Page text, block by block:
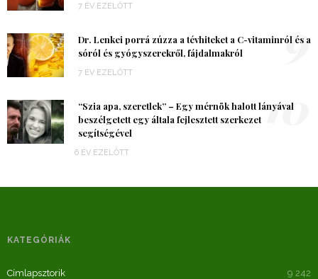
7 ÉV EZELŐTT
Dr. Lenkei porrá zúzza a tévhiteket a C-vitaminról és a
sóról és gyógyszerekről, fájdalmakról
7 ÉV EZELŐTT
9
“Szia apa, szeretlek” – Egy mérnök halott lányával
beszélgetett egy általa fejlesztett szerkezet
segítségével
6 ÉV EZELŐTT
10
KATEGÓRIÁK
Címlapsztorik 9 242